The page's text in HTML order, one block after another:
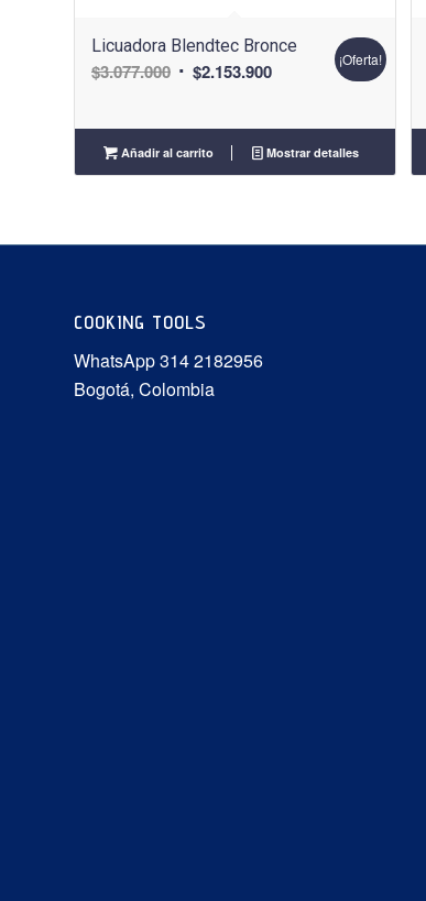
Licuadora Blendtec Bronce
$3.077.000 El
era:
$3.077.000.
$2.153.900El
es:
$2.153.900.
¡Oferta!
Añadir al carrito Mostrar detalles
COOKING TOOLS
WhatsApp 314 2182956
Bogotá, Colombia